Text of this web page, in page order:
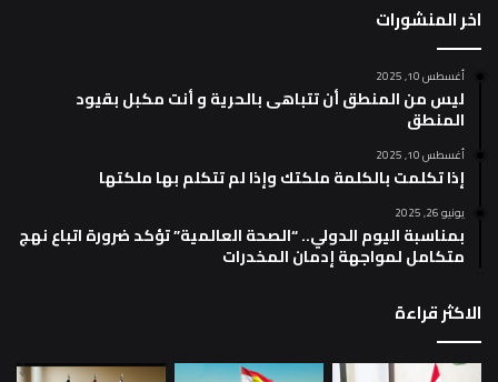
اخر المنشورات
أغسطس 10, 2025
ليس من المنطق أن تتباهى بالحرية و أنت مكبل بقيود
المنطق
أغسطس 10, 2025
إذا تكلمت بالكلمة ملكتك وإذا لم تتكلم بها ملكتها
يونيو 26, 2025
بمناسبة اليوم الدولي.. “الصحة العالمية” تؤكد ضرورة اتباع نهج
متكامل لمواجهة إدمان المخدرات
الاكثر قراءة